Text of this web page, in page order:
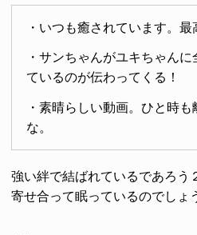
・いつも癒されています。最
・サンちゃんがユキちゃん
ているのが伝わってくる！
・素晴らしい動画。ひと時
な。
強い絆で結ばれているであろう
寄せ合って眠っているのでしょ